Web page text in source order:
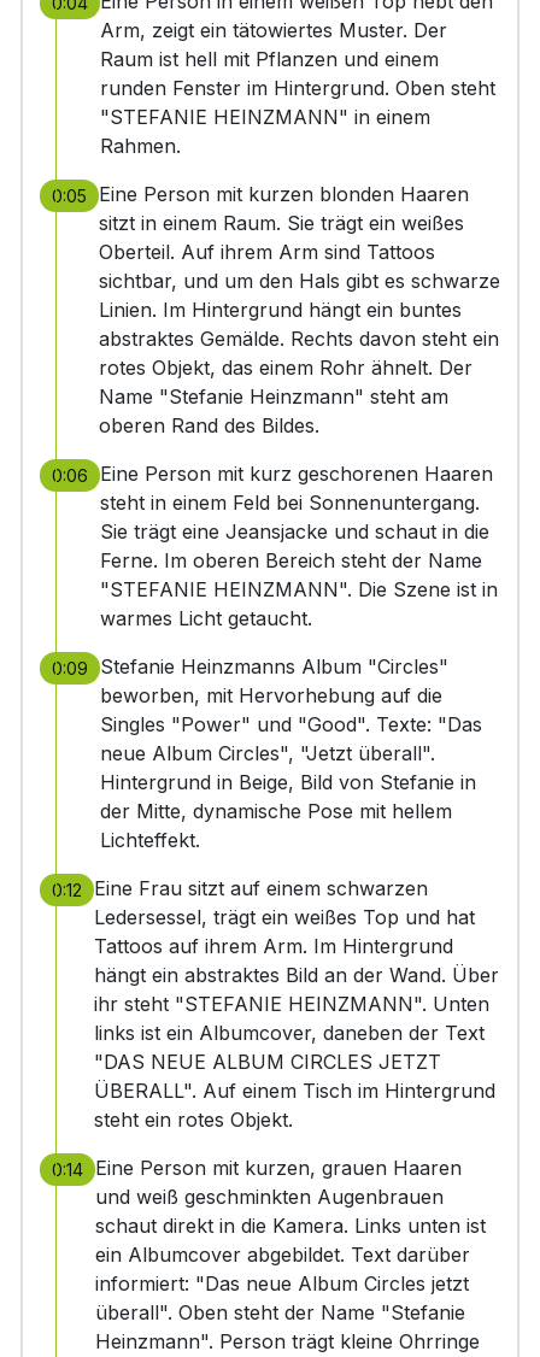
Arm, zeigt ein tätowiertes Muster. Der
Raum ist hell mit Pflanzen und einem
runden Fenster im Hintergrund. Oben steht
"STEFANIE HEINZMANN" in einem
Rahmen.
0:05
Eine Person mit kurzen blonden Haaren
sitzt in einem Raum. Sie trägt ein weißes
Oberteil. Auf ihrem Arm sind Tattoos
sichtbar, und um den Hals gibt es schwarze
Linien. Im Hintergrund hängt ein buntes
abstraktes Gemälde. Rechts davon steht ein
rotes Objekt, das einem Rohr ähnelt. Der
Name "Stefanie Heinzmann" steht am
oberen Rand des Bildes.
0:06
Eine Person mit kurz geschorenen Haaren
steht in einem Feld bei Sonnenuntergang.
Sie trägt eine Jeansjacke und schaut in die
Ferne. Im oberen Bereich steht der Name
"STEFANIE HEINZMANN". Die Szene ist in
warmes Licht getaucht.
0:09
Stefanie Heinzmanns Album "Circles"
beworben, mit Hervorhebung auf die
Singles "Power" und "Good". Texte: "Das
neue Album Circles", "Jetzt überall".
Hintergrund in Beige, Bild von Stefanie in
der Mitte, dynamische Pose mit hellem
Lichteffekt.
0:12
Eine Frau sitzt auf einem schwarzen
Ledersessel, trägt ein weißes Top und hat
Tattoos auf ihrem Arm. Im Hintergrund
hängt ein abstraktes Bild an der Wand. Über
ihr steht "STEFANIE HEINZMANN". Unten
links ist ein Albumcover, daneben der Text
"DAS NEUE ALBUM CIRCLES JETZT
ÜBERALL". Auf einem Tisch im Hintergrund
steht ein rotes Objekt.
0:14 Eine Person mit kurzen, grauen Haaren
und weiß geschminkten Augenbrauen
schaut direkt in die Kamera. Links unten ist
ein Albumcover abgebildet. Text darüber
informiert: "Das neue Album Circles jetzt
überall". Oben steht der Name "Stefanie
Heinzmann". Person trägt kleine Ohrringe